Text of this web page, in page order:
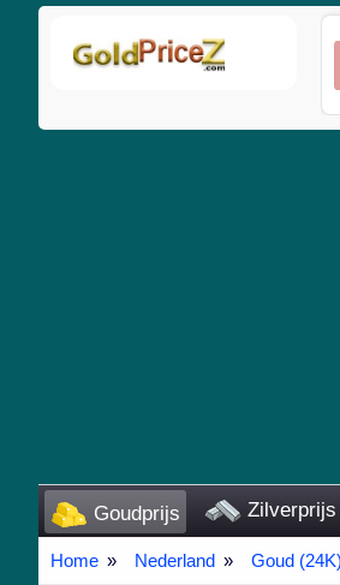
Goudprijs Zilverprijs
Home Nederland Goud (24K)